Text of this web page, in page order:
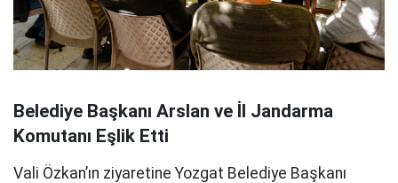
Belediye Başkanı Arslan ve İl Jandarma
Komutanı Eşlik Etti
Vali Özkan’ın ziyaretine Yozgat Belediye Başkanı